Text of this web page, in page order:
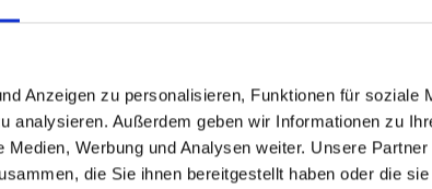
Anzeigen zu personalisieren, Funktionen für soziale
analysieren. Außerdem geben wir Informationen zu
Werbung und Analysen weiter. Unsere
die Sie ihnen bereitgestellt haben oder die